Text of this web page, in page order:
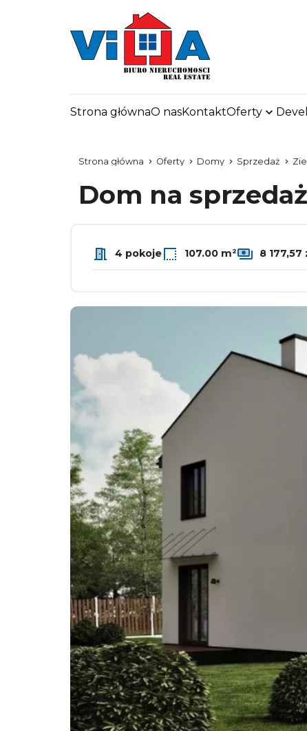
Strona głównaO nasKontaktOferty
Strona główna Oferty Domy Sprzedaż
Dom na sprzedaż
4 pokoje 107.00 m² 8 177,57